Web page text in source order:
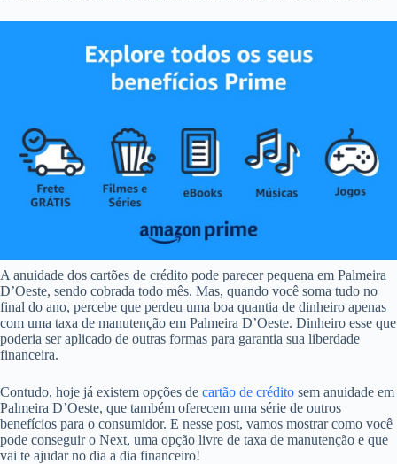
A anuidade dos cartões de crédito pode parecer pequena em Palmeira
D’Oeste, sendo cobrada todo mês. Mas, quando você soma tudo no
final do ano, percebe que perdeu uma boa quantia de dinheiro apenas
com uma taxa de manutenção em Palmeira D’Oeste. Dinheiro esse que
poderia ser aplicado de outras formas para garantia sua liberdade
financeira.
Contudo, hoje já existem opções de cartão de crédito sem anuidade em
Palmeira D’Oeste, que também oferecem uma série de outros
benefícios para o consumidor. E nesse post, vamos mostrar como você
pode conseguir o Next, uma opção livre de taxa de manutenção e que
vai te ajudar no dia a dia financeiro!